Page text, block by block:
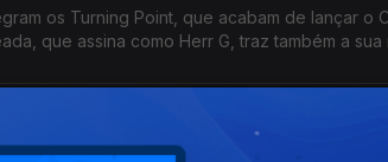
os Turning Point, que acabam de lançar o
que assina como Herr G, traz também a
Vítor Rua,